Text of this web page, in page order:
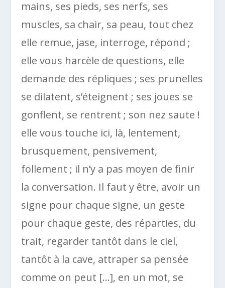
mains, ses pieds, ses nerfs, ses
muscles, sa chair, sa peau, tout chez
elle remue, jase, interroge, répond ;
elle vous harcèle de questions, elle
demande des répliques ; ses prunelles
se dilatent, s’éteignent ; ses joues se
gonflent, se rentrent ; son nez saute !
elle vous touche ici, là, lentement,
brusquement, pensivement,
follement ; il n’y a pas moyen de finir
la conversation. Il faut y être, avoir un
signe pour chaque signe, un geste
pour chaque geste, des réparties, du
trait, regarder tantôt dans le ciel,
tantôt à la cave, attraper sa pensée
comme on peut […], en un mot, se